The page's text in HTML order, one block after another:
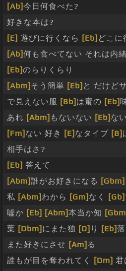
[Ab]今日何食べた?
好きな本は?
[E] 遊びに行くなら [Eb] どこに
[Ab]何も食べてない それは内緒
[Eb]のらりくらり
[Abm] そう簡単 [Eb] と だけどサ
で見えない服 [Bb] は蜜の [Eb]
あれ [Abm] もないない [Eb] な
[Fm] ない 好き [E] なタイプ [B]
相手はさ?
[Eb] 答えて
[Abm]誰がお好きになる [Gbm]
私 [Abm]わから [Gm] なく [Gb]
嘘か [Eb] [Abm]本当か知
葉 [Dbm] にまた独 [D] り [Eb]
また好きにさせ [Am] る
誰もが目を奪われてく
[Dm] 君